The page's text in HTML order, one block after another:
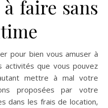
faire sans
pour bien vous amuser à
que vous pouvez
mettre à mal votre
proposées par votre
dans les frais de location,